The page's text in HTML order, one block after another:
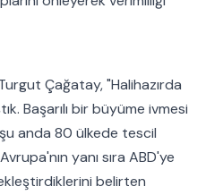
Çağatay, "Halihazırda
Başarılı bir büyüme ivmesi
anda 80 ülkede tescil
yanı sıra ABD'ye
belirten